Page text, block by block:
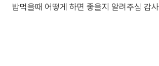
밥먹을때 어떻게 하면 좋을지 알려주심 감